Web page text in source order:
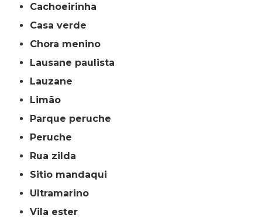
cachoeirinha
casa verde
chora menino
lausane paulista
lauzane
limão
parque peruche
peruche
rua zilda
sitio mandaqui
ultramarino
vila ester